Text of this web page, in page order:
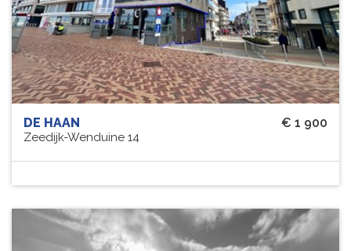
€ 1 900
DE HAAN
Zeedijk-Wenduine 14